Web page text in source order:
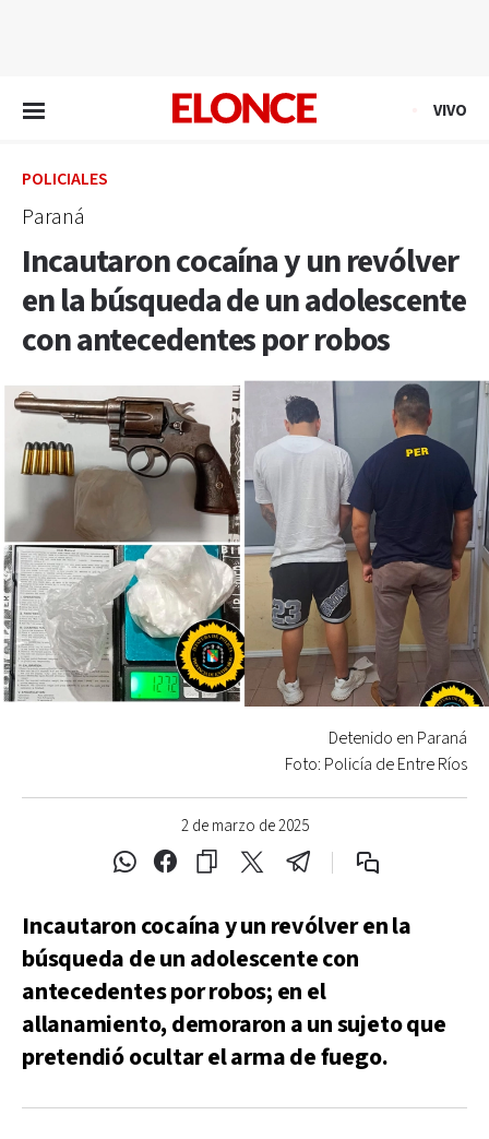
VIVO
POLICIALES
Paraná
Incautaron cocaína y un revólver
en la búsqueda de un adolescente
con antecedentes por robos
2 de marzo de 2025
Detenido en Paraná
Foto: Policía de Entre Ríos
Incautaron cocaína y un revólver en la
búsqueda de un adolescente con
antecedentes por robos; en el
allanamiento, demoraron a un sujeto que
pretendió ocultar el arma de fuego.